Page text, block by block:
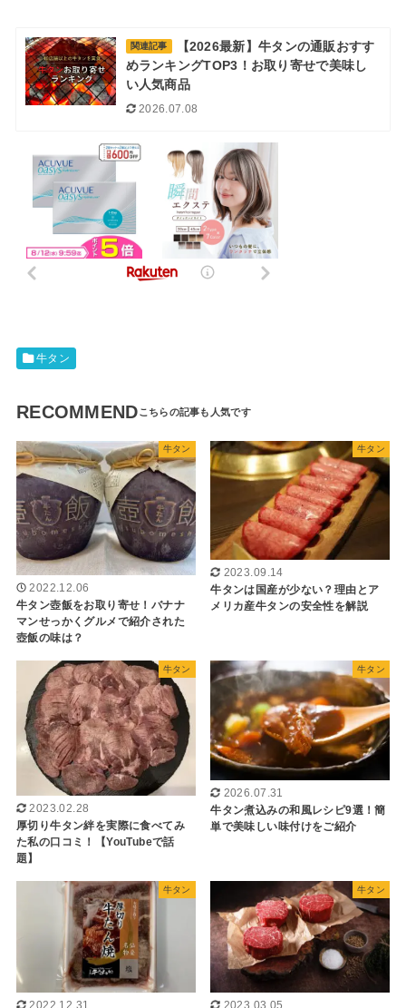
関連記事
【2026最新】牛タンの通販おすす
めランキングTOP3！お取り寄せで美味し
い人気商品
2026.07.08
牛タン
RECOMMEND
牛タン
2022.12.06
牛タン壺飯をお取り寄せ！バナナ
マンせっかくグルメで紹介された
壺飯の味は？
牛タン
2023.09.14
牛タンは国産が少ない？理由とア
メリカ産牛タンの安全性を解説
牛タン
2023.02.28
厚切り牛タン絆を実際に食べてみ
た私の口コミ！【YouTubeで話
題】
牛タン
2026.07.31
牛タン煮込みの和風レシピ9選！簡
単で美味しい味付けをご紹介
牛タン
2022.12.31
牛タン
2023.03.05